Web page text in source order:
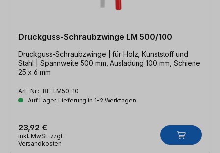
Druckguss-Schraubzwinge LM 500/100
Druckguss-Schraubzwinge | für Holz, Kunststoff und
Stahl | Spannweite 500 mm, Ausladung 100 mm, Schiene
25 x 6 mm
Art.-Nr.: BE-LM50-10
Auf Lager, Lieferung in 1-2 Werktagen
23,92 €
inkl. MwSt. zzgl.
Versandkosten